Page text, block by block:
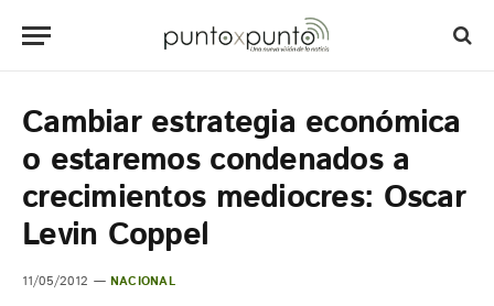
Cambiar estrategia económica
o estaremos condenados a
crecimientos mediocres: Oscar
Levin Coppel
11/05/2012 NACIONAL